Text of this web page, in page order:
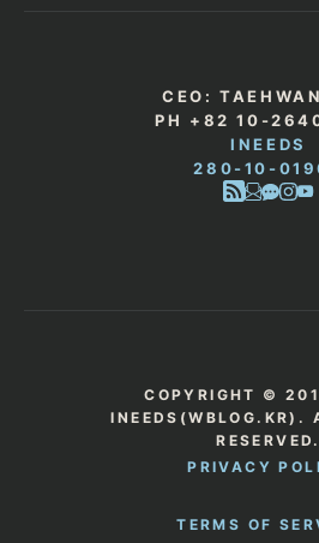
CEO:
PH +82 10-
INEEDS
280-10-
COPYRIGHT ©
INEEDS(WBLOG.KR).
RESERVED.
PRIVACY
TERMS OF